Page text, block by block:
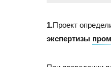
105082, Москва, ул.
Бизнес-центр «Пост
1.Проект
экспертизы